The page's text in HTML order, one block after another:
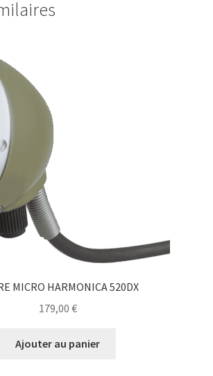
MICRO HARMONICA 520DX
179,00 €
Ajouter au panier